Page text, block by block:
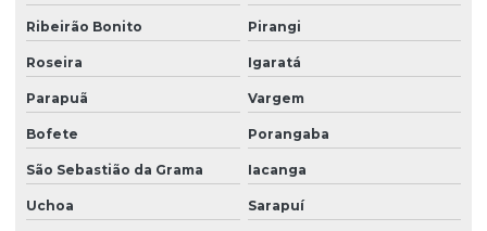
Ribeirão Bonito Pirangi
Roseira Igaratá
Parapuã Vargem
Bofete Porangaba
São Sebastião da Grama Iacanga
Uchoa Sarapuí